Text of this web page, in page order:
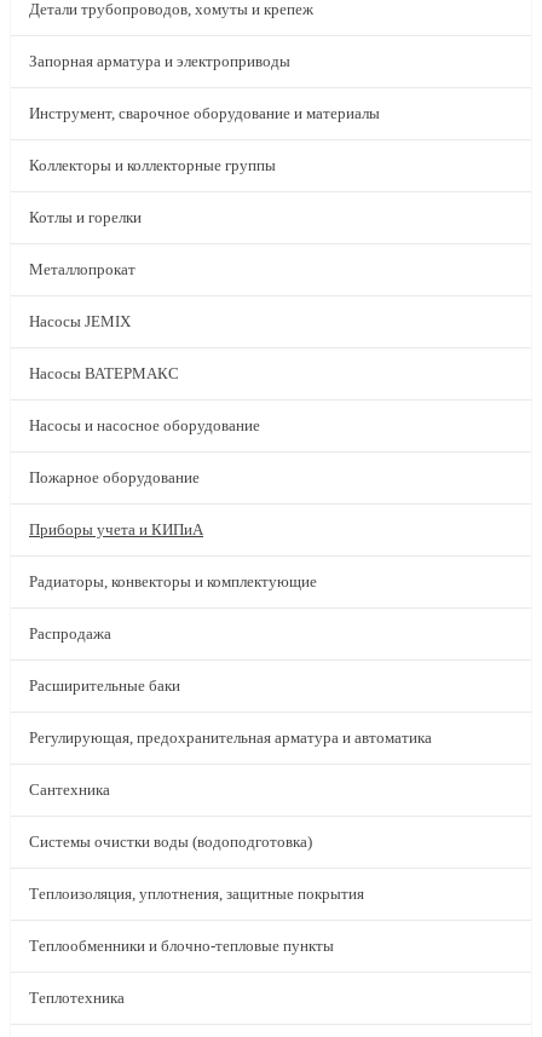
Детали трубопроводов, хомуты и крепеж
Запорная арматура и электроприводы
Инструмент, сварочное оборудование и материалы
Коллекторы и коллекторные группы
Котлы и горелки
Металлопрокат
Насосы JEMIX
Насосы ВАТЕРМАКС
Насосы и насосное оборудование
Пожарное оборудование
Приборы учета и КИПиА
Радиаторы, конвекторы и комплектующие
Распродажа
Расширительные баки
Регулирующая, предохранительная арматура и автоматика
Сантехника
Системы очистки воды (водоподготовка)
Теплоизоляция, уплотнения, защитные покрытия
Теплообменники и блочно-тепловые пункты
Теплотехника